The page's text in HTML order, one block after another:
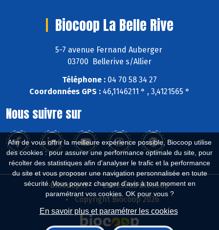
Afin de vous offrir la meilleure expérience possible, Biocoop utilise
des cookies : pour assurer une performance optimale du site, pour
récolter des statistiques afin d'analyser le trafic et la performance
du site et vous proposer une navigation personnalisée en toute
sécurité. Vous pouvez changer d'avis à tout moment en
paramétrant vos cookies. OK pour vous ?
En savoir plus et paramétrer les cookies
Biocoop La Belle Rive
5-7 avenue Fernand Auberger
03700 Bellerive s/Allier
Téléphone : 04 70 58 34 27
Coordonnées GPS : 46,1146211 ° , 3,4121565 °
Nous suivre sur
Biocoop.fr
Le réseau Biocoop
Copyright Biocoop 2026